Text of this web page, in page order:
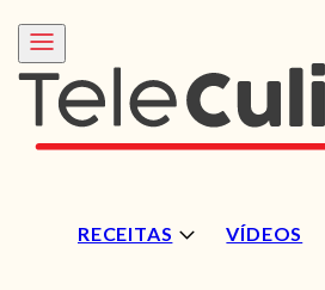
RECEITAS VÍDEOS